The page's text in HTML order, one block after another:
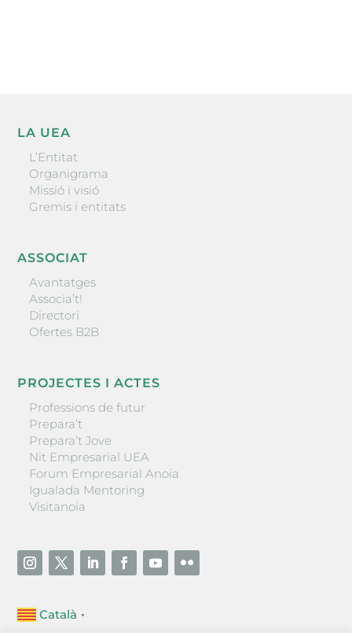
LA UEA
L’Entitat
Organigrama
Missió i visió
Gremis i entitats
ASSOCIAT
Avantatges
Associa’t!
Directori
Ofertes B2B
PROJECTES I ACTES
Professions de futur
Prepara’t
Prepara’t Jove
Nit Empresarial UEA
Forum Empresarial Anoia
Igualada Mentoring
Visitanoia
Català ▼